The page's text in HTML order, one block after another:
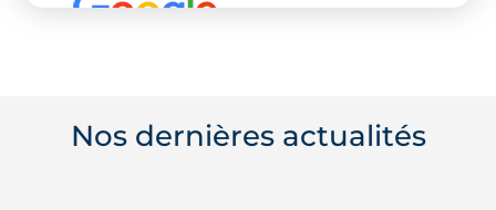
Nos dernières actualités